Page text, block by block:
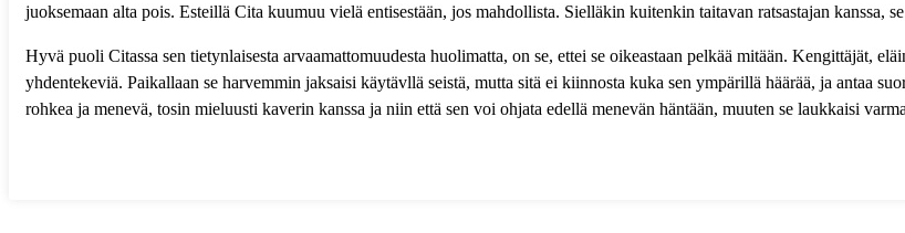
juoksemaan alta pois. Esteillä Cita kuumuu vielä entisestään, jos mahdollista. Sielläkin kuitenkin taitavan ratsastajan kanssa,
Hyvä puoli Citassa sen tietynlaisesta arvaamattomuudesta huolimatta, on se, ettei se oikeastaan pelkää mitään. Kengittäjät,
yhdentekeviä. Paikallaan se harvemmin jaksaisi käytävllä seistä, mutta sitä ei kiinnosta kuka sen ympärillä häärää, ja antaa
rohkea ja menevä, tosin mieluusti kaverin kanssa ja niin että sen voi ohjata edellä menevän häntään, muuten se laukkaisi